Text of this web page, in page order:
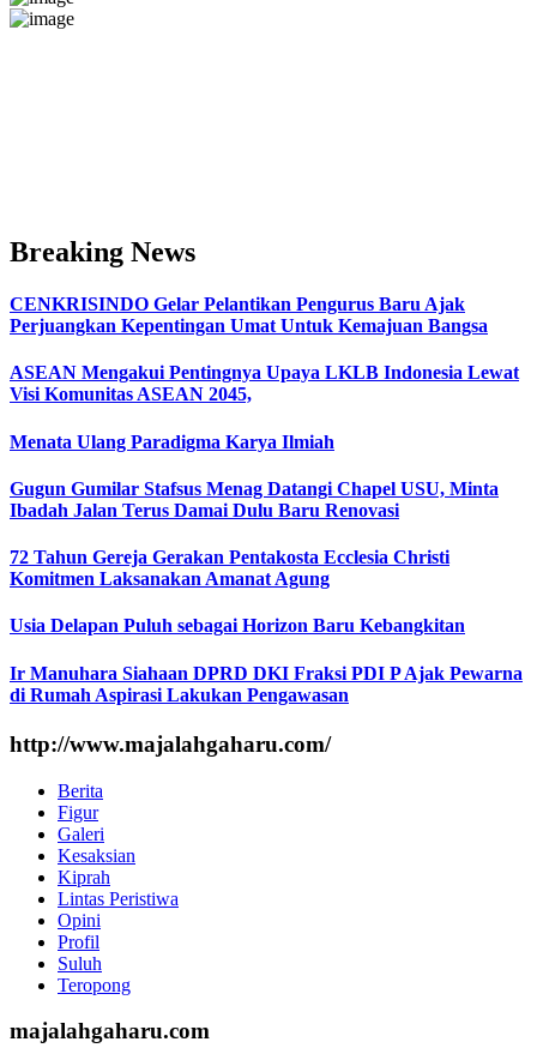
Breaking News
CENKRISINDO Gelar Pelantikan Pengurus Baru Ajak
Perjuangkan Kepentingan Umat Untuk Kemajuan Bangsa
ASEAN Mengakui Pentingnya Upaya LKLB Indonesia Lewat
Visi Komunitas ASEAN 2045,
Menata Ulang Paradigma Karya Ilmiah
Gugun Gumilar Stafsus Menag Datangi Chapel USU, Minta
Ibadah Jalan Terus Damai Dulu Baru Renovasi
72 Tahun Gereja Gerakan Pentakosta Ecclesia Christi
Komitmen Laksanakan Amanat Agung
Usia Delapan Puluh sebagai Horizon Baru Kebangkitan
Ir Manuhara Siahaan DPRD DKI Fraksi PDI P Ajak Pewarna
di Rumah Aspirasi Lakukan Pengawasan
http://www.majalahgaharu.com/
Berita
Figur
Galeri
Kesaksian
Kiprah
Lintas Peristiwa
Opini
Profil
Suluh
Teropong
majalahgaharu.com